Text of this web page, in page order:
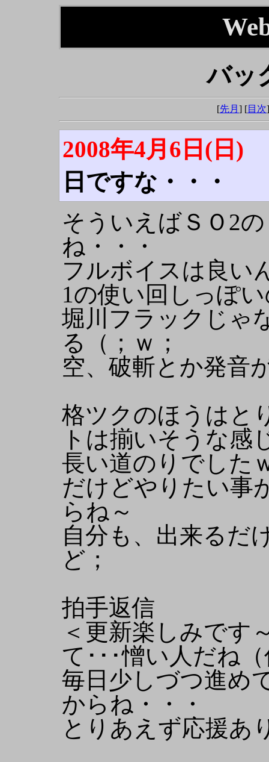
バッ
[先月 ] [目次
2008年4月6日(日)
日ですな・・・
そういえばＳＯ2
ね・・・
フルボイスは良い
1の使い回しっぽ
堀川フラックじゃ
る（；ｗ；
空、破斬とか発音
格ツクのほうはと
トは揃いそうな感
長い道のりでした
だけどやりたい事
らね～
自分も、出来るだ
ど；
拍手返信
＜更新楽しみで
て･･･憎い人だね
毎日少しづつ進め
からね・・・
とりあえず応援あ